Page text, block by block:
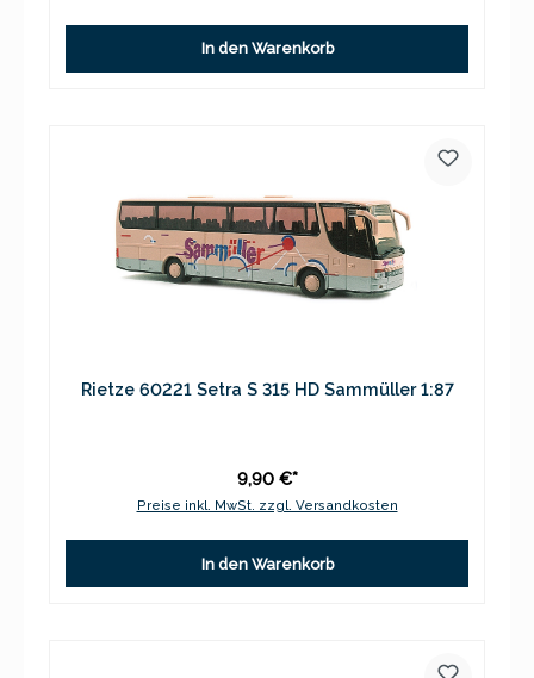
In den Warenkorb
Rietze 60221 Setra S 315 HD Sammüller 1:87
9,90 €*
Preise inkl. MwSt. zzgl. Versandkosten
In den Warenkorb